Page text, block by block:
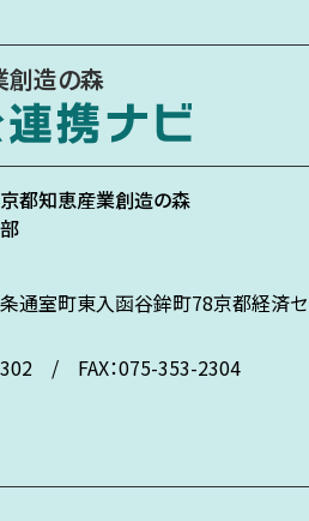
創造の森
京都知恵産業創造の森
通室町東入函谷鉾町78京都経済
/ FAX：075-353-2304